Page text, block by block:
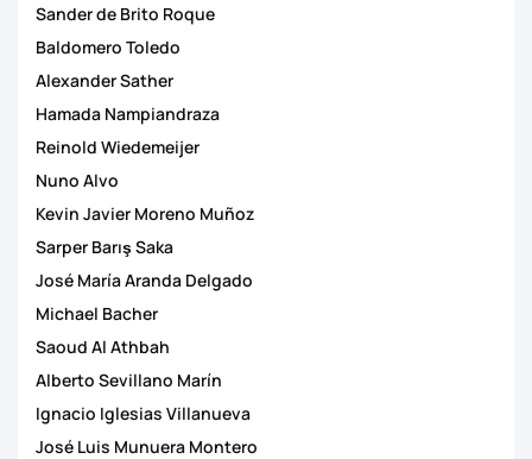
Sander de Brito Roque
Baldomero Toledo
Alexander Sather
Hamada Nampiandraza
Reinold Wiedemeijer
Nuno Alvo
Kevin Javier Moreno Muñoz
Sarper Barış Saka
José María Aranda Delgado
Michael Bacher
Saoud Al Athbah
Alberto Sevillano Marín
Ignacio Iglesias Villanueva
José Luis Munuera Montero